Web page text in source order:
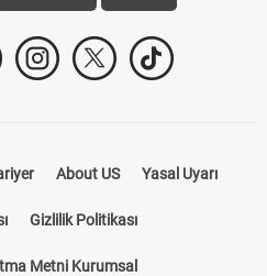
About US Yasal Uyarı
Gizlilik Politikası
Metni Kurumsal